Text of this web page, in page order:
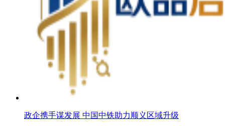
政企携手谋发展 中国中铁助力顺义区域升级